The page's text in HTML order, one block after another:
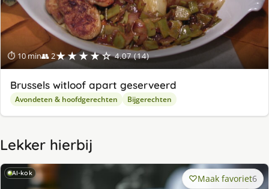
⏱ 10 min👥 2★★★★☆ 4.07 (14)
Brussels witloof apart geserveerd
Avondeten & hoofdgerechten Bijgerechten
Lekker hierbij
AI-kok Maak favoriet6